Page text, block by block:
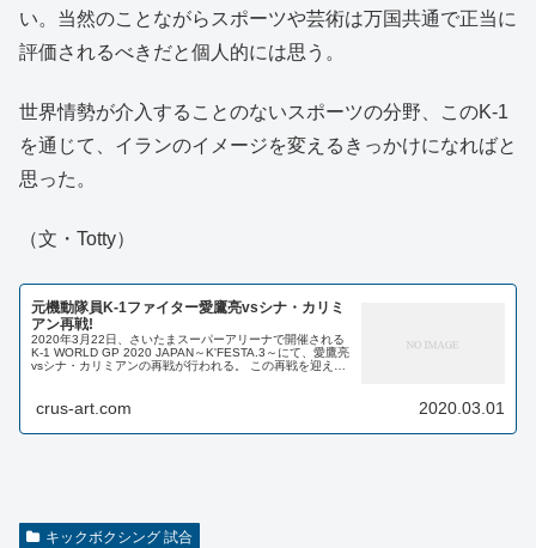
い。当然のことながらスポーツや芸術は万国共通で正当に
評価されるべきだと個人的には思う。
世界情勢が介入することのないスポーツの分野、このK-1
を通じて、イランのイメージを変えるきっかけになればと
思った。
（文・Totty）
元機動隊員K-1ファイター愛鷹亮vsシナ・カリミ
アン再戦!
2020年3月22日、さいたまスーパーアリーナで開催される
K-1 WORLD GP 2020 JAPAN～K'FESTA.3～にて、愛鷹亮
vsシナ・カリミアンの再戦が行われる。 この再戦を迎える
crus-art.com 2020.03.01
キックボクシング 試合